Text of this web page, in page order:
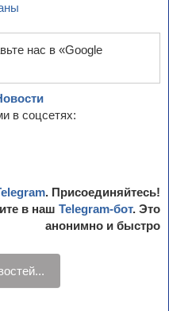
нас в «Google
в соцсетях:
. Присоединяйтесь!
в наш Telegram-бот. Это
анонимно и быстро